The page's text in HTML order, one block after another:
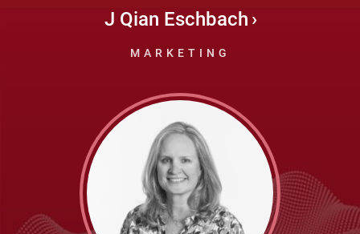
J Qian Eschbach
MARKETING